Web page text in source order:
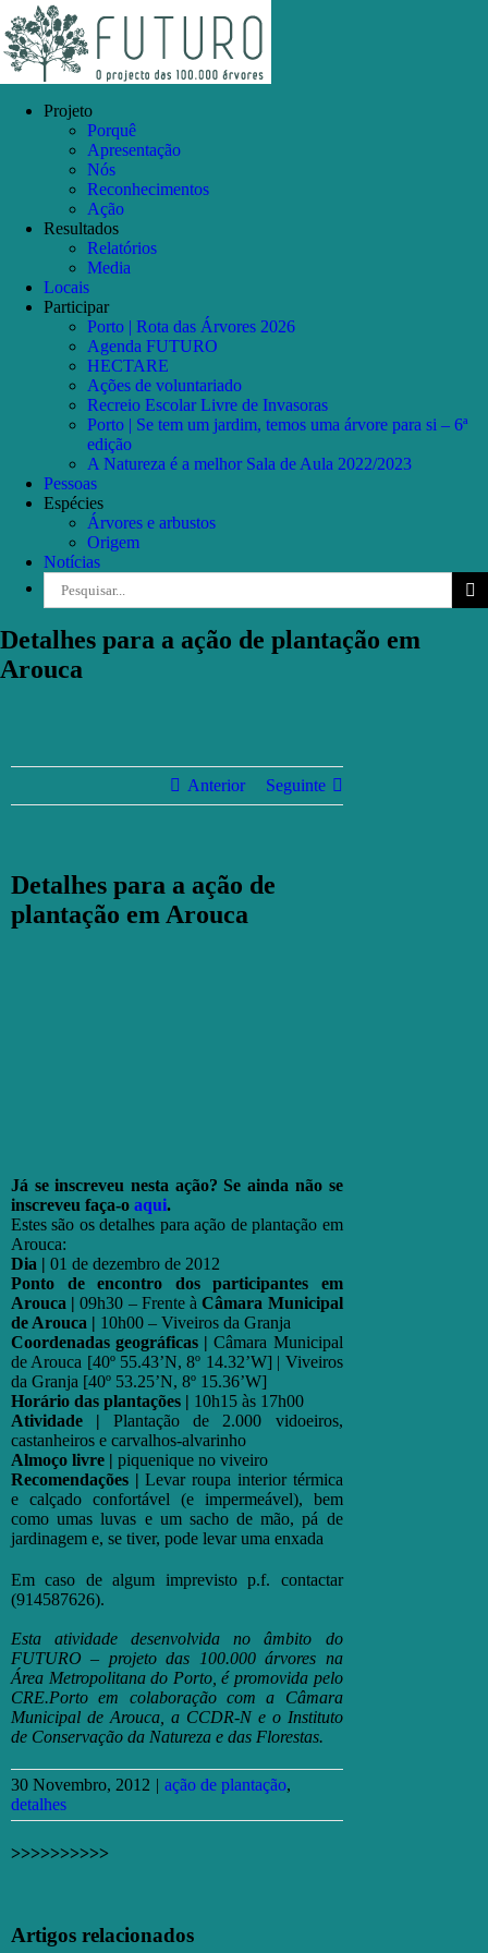
to
content
Facebook
Instagram
YouTube
Projeto
Porquê
Apresentação
Nós
Reconhecimentos
Ação
Resultados
Relatórios
Media
Locais
Participar
Porto | Rota das Árvores 2026
Agenda FUTURO
HECTARE
Ações de voluntariado
Recreio Escolar Livre de Invasoras
Porto | Se tem um jardim, temos uma árvore para si – 6ª
edição
A Natureza é a melhor Sala de Aula 2022/2023
Pessoas
Espécies
Árvores e arbustos
Origem
Notícias
Detalhes para a ação de plantação em
Arouca
Anterior Seguinte
Detalhes para a ação de
plantação em Arouca
Já se inscreveu nesta ação? Se ainda não se
inscreveu faça-o aqui.
Estes são os detalhes para ação de plantação em
Arouca:
Dia | 01 de dezembro de 2012
Ponto de encontro dos participantes em
Arouca |09h30 – Frente àCâmara Municipal
de Arouca | 10h00 – Viveiros da Granja
Coordenadas geográficas |Câmara Municipal
de Arouca [40º 55.43’N, 8º 14.32’W] | Viveiros
da Granja [40º 53.25’N, 8º 15.36’W]
Horário das plantações | 10h15 às 17h00
Atividade |Plantação de 2.000 vidoeiros,
castanheiros e carvalhos-alvarinho
Almoço livre | piquenique no viveiro
Recomendações | Levar roupa interior térmica
e calçado confortável (e impermeável), bem
como umas luvas e um sacho de mão, pá de
jardinagem e, se tiver, pode levar uma enxada
Em caso de algum imprevisto p.f. contactar
(914587626).
Esta atividade desenvolvida no âmbito do
FUTURO – projeto das 100.000 árvores na
Área Metropolitana do Porto, é promovida pelo
CRE.Porto em colaboração com a Câmara
Municipal de Arouca, a CCDR-N e o Instituto
de Conservação da Natureza e das Florestas.
30 Novembro, 2012 | ação de plantação,
detalhes
>>>>>>>>>>
mas
Artigos relacionados